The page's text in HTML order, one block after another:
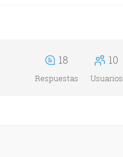
18
Respuestas
10
Usuarios